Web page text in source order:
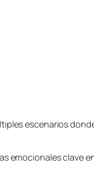
escenarios
emocionales clave